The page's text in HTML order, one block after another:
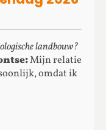
landbouw?
Mijn relatie
omdat ik